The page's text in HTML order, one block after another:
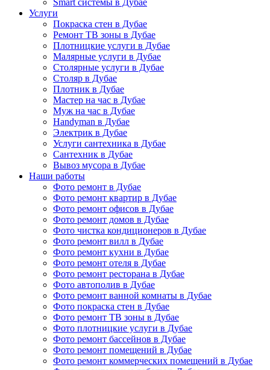
Smart системы в Дубае
Услуги
Покраска стен в Дубае
Ремонт ТВ зоны в Дубае
Плотницкие услуги в Дубае
Малярные услуги в Дубае
Столярные услуги в Дубае
Столяр в Дубае
Плотник в Дубае
Мастер на час в Дубае
Муж на час в Дубае
Handyman в Дубае
Электрик в Дубае
Услуги сантехника в Дубае
Сантехник в Дубае
Вывоз мусора в Дубае
Наши работы
Фото ремонт в Дубае
Фото ремонт квартир в Дубае
Фото ремонт офисов в Дубае
Фото ремонт домов в Дубае
Фото чистка кондиционеров в Дубае
Фото ремонт вилл в Дубае
Фото ремонт кухни в Дубае
Фото ремонт отеля в Дубае
Фото ремонт ресторана в Дубае
Фото автополив в Дубае
Фото ремонт ванной комнаты в Дубае
Фото покраска стен в Дубае
Фото ремонт ТВ зоны в Дубае
Фото плотницкие услуги в Дубае
Фото ремонт бассейнов в Дубае
Фото ремонт помещений в Дубае
Фото ремонт коммерческих помещений в Дубае